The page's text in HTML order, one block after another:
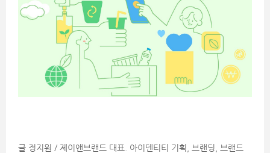
글 정지원 / 제이앤브랜드 대표. 아이덴티티 기획, 브랜딩, 브랜드